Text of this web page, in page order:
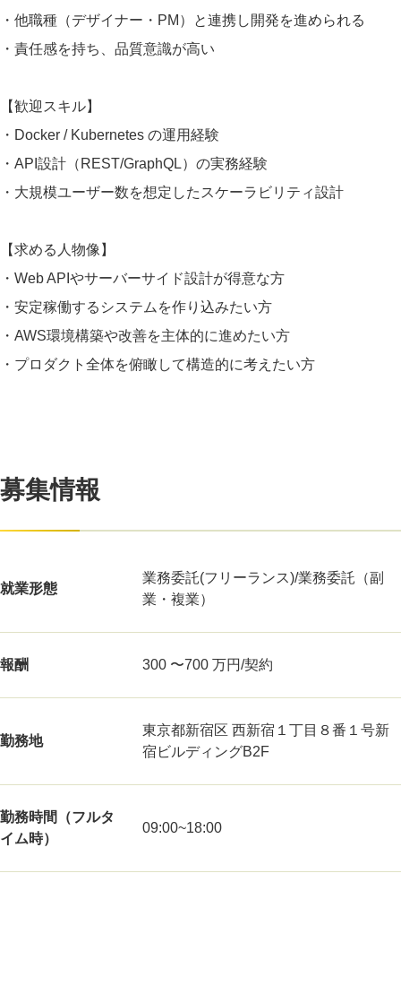
・他職種（デザイナー・PM）と連携し開発を進められる
・責任感を持ち、品質意識が高い
【歓迎スキル】
・Docker / Kubernetes の運用経験
・API設計（REST/GraphQL）の実務経験
・大規模ユーザー数を想定したスケーラビリティ設計
【求める人物像】
・Web APIやサーバーサイド設計が得意な方
・安定稼働するシステムを作り込みたい方
・AWS環境構築や改善を主体的に進めたい方
・プロダクト全体を俯瞰して構造的に考えたい方
募集情報
就業形態
業務委託(フリーランス)/業務委託（副
業・複業）
報酬 300 〜700 万円/契約
勤務地
東京都新宿区 西新宿１丁目８番１号新
宿ビルディングB2F
勤務時間（フルタ
イム時）
09:00~18:00